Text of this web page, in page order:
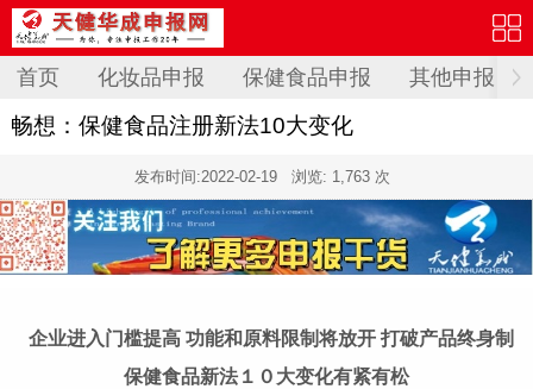
首页 化妆品申报 保健食品申报 其他申报
畅想：保健食品注册新法10大变化
发布时间:2022-02-19 浏览: 1,763 次
企业进入门槛提高 功能和原料限制将放开 打破产品终身制
保健食品新法１０大变化有紧有松